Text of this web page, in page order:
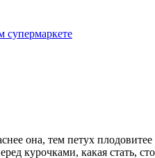
супермаркете
она, тем петух
курочками, какая стать,